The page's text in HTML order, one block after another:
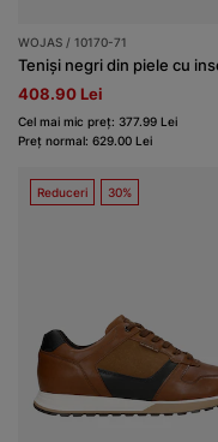
WOJAS / 10170-71
408.90 Lei
Cel mai mic preț: 377.99 Lei
Preț normal: 629.00 Lei
Reduceri 30%